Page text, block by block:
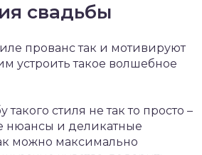
свадьбы
прованс так и мотивируют
устроить такое волшебное
такого стиля не так то просто –
нюансы и деликатные
можно максимально